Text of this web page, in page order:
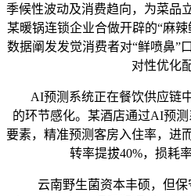
季候性波动及消费趋向，为菜品
某暖锅连锁企业合做开辟的“麻
数据阐发发觉消费者对“鲜喷鼻”
对性优化
AI预测系统正在餐饮供应链中
的环节感化。某酒店通过AI预
要素，精准预测客房入住率，进
转率提拔40%，损耗
云南野生菌资本丰硕，但保